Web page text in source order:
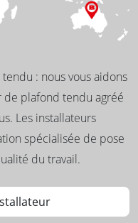
: nous vous aidons
de plafond tendu agréé
Les installateurs
spécialisée de pose
du travail.